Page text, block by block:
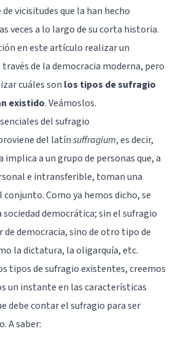
vicisitudes que la han hecho
veces a lo largo de su corta historia.
en este artículo realizar un
de la democracia moderna, pero
cuáles son los tipos de sufragio
existido. Veámoslos.
del sufragio
del latínsuffragium, es decir,
implica a un grupo de personas que, a
e intransferible, toman una
conjunto. Como ya hemos dicho, se
sociedad democrática; sin el sufragio
democracia, sino de otro tipo de
la dictatura, la oligarquía, etc.
tipos de sufragio existentes, creemos
un instante en las características
debe contar el sufragio para ser
A saber: